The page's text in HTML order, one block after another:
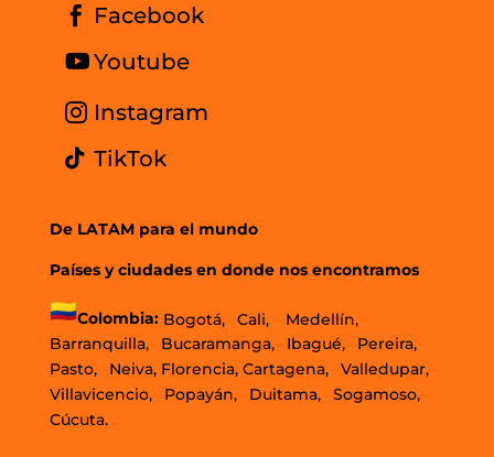
Facebook
Youtube
Instagram
TikTok
De LATAM para el mundo
Países y ciudades en donde nos encontramos
Colombia: Bogotá,– Cali, Medellín,–
Barranquilla,– Bucaramanga,– Ibagué,– Pereira,–
Pasto,– Neiva, Florencia, Cartagena,– Valledupar,–
Villavicencio,– Popayán,– Duitama,– Sogamoso,–
Cúcuta.